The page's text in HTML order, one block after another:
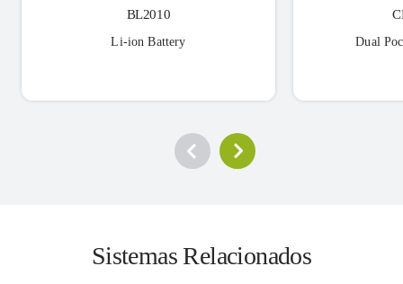
BL2010
Li-ion Battery Dual
Sistemas Relacionados